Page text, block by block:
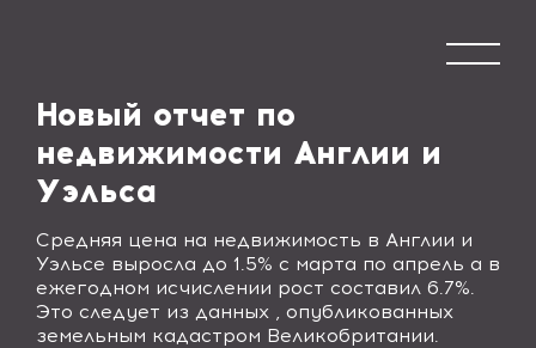
Новый отчет по
недвижимости Англии и
Уэльса
Средняя цена на недвижимость в Англии и
Уэльсе выросла до 1.5% c марта по апрель а в
ежегодном исчислении рост составил 6.7%.
Это следует из данных , опубликованных
земельным кадастром Великобритании.